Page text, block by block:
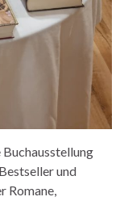
Buchausstellung
und
Romane,